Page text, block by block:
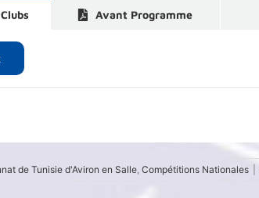
Avant Programme
de Tunisie d'Aviron en Salle, Compétitions Nationales